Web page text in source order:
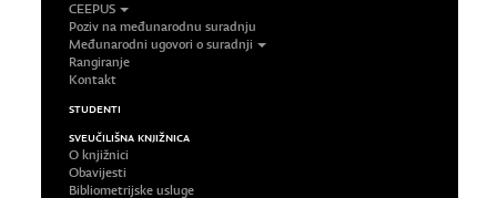
CEEPUS
Poziv na međunarodnu suradnju
Međunarodni ugovori o suradnji
Rangiranje
Kontakt
STUDENTI
SVEUČILIŠNA KNJIŽNICA
O knjižnici
Obavijesti
Bibliometrijske usluge